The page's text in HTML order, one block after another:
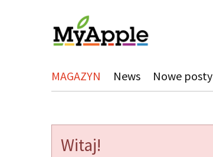
MAGAZYN News Nowe posty
Witaj!